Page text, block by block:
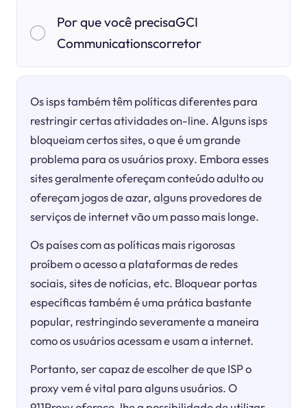
Por que você precisaGCI
Communicationscorretor
Os isps também têm políticas diferentes para
restringir certas atividades on-line. Alguns isps
bloqueiam certos sites, o que é um grande
problema para os usuários proxy. Embora esses
sites geralmente ofereçam conteúdo adulto ou
ofereçam jogos de azar, alguns provedores de
serviços de internet vão um passo mais longe.
Os países com as políticas mais rigorosas
proíbem o acesso a plataformas de redes
sociais, sites de notícias, etc. Bloquear portas
específicas também é uma prática bastante
popular, restringindo severamente a maneira
como os usuários acessam e usam a internet.
Portanto, ser capaz de escolher de que ISP o
proxy vem é vital para alguns usuários. O